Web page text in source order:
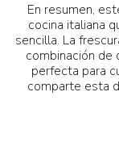
En resumen,
cocina italiana
sencilla. La
combinación de
perfecta para
comparte esta